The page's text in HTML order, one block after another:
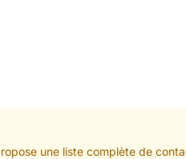
une liste complète de